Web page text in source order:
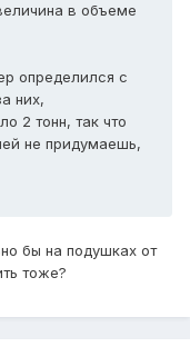
в объеме
определился с
них,
2 тонн, так что
не придумаешь,
бы на подушках от
тоже?